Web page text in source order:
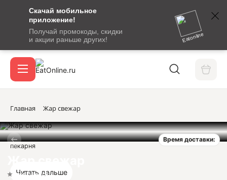
Скачай мобильное
приложение!
Получай промокоды, скидки
и акции раньше других!
Eatonline
сообщение
кодом
подтверждения
Вход / регистрация
Акции
Главная Жар свежар
Время доставки:
Нет оценок
пекарня
Читать дальше